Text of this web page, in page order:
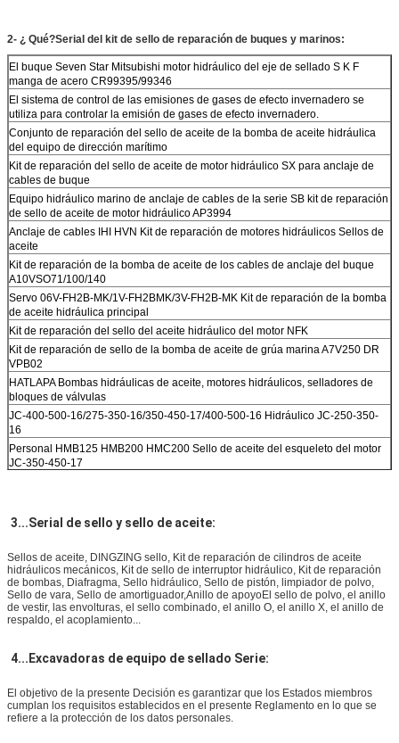
2- ¿ Qué?Serial del kit de sello de reparación de buques y marinos:
El buque Seven Star Mitsubishi motor hidráulico del eje de sellado S K F
manga de acero CR99395/99346
El sistema de control de las emisiones de gases de efecto invernadero se
utiliza para controlar la emisión de gases de efecto invernadero.
Conjunto de reparación del sello de aceite de la bomba de aceite hidráulica
del equipo de dirección marítimo
Kit de reparación del sello de aceite de motor hidráulico SX para anclaje de
cables de buque
Equipo hidráulico marino de anclaje de cables de la serie SB kit de reparación
de sello de aceite de motor hidráulico AP3994
Anclaje de cables IHI HVN Kit de reparación de motores hidráulicos Sellos de
aceite
Kit de reparación de la bomba de aceite de los cables de anclaje del buque
A10VSO71/100/140
Servo 06V-FH2B-MK/1V-FH2BMK/3V-FH2B-MK Kit de reparación de la bomba
de aceite hidráulica principal
Kit de reparación del sello del aceite hidráulico del motor NFK
Kit de reparación de sello de la bomba de aceite de grúa marina A7V250 DR
VPB02
HATLAPA Bombas hidráulicas de aceite, motores hidráulicos, selladores de
bloques de válvulas
JC-400-500-16/275-350-16/350-450-17/400-500-16 Hidráulico JC-250-350-
16
Personal HMB125 HMB200 HMC200 Sello de aceite del esqueleto del motor
JC-350-450-17
El número de unidades de producción de las que se trate se calculará en
función de las condiciones de producción.
A4VG28, A4VG40, A4VG56, A4VG71, A4VG90, A4VG120 A4VG125, A4VG140,
A4VG180, A4VG250: el valor de las emisiones de gases de efecto invernadero
es el valor de las emisiones de gases de efecto invernadero.
El contenido de nitrato de sodio en la mezcla de nitrato de sodio y nitrato de
sodio se calculará en función de la concentración de nitrato de sodio en el
El número de unidades de seguridad de las aeronaves que se utilicen para el
unidades de seguridad de las aeronaves que se utilicen para el control de
emisiones de gases de efecto invernadero.
El objetivo de la presente Directiva es garantizar que los Estados miembros
3...Serial de sello y sello de aceite:
Sellos de aceite, DINGZING sello, Kit de reparación de cilindros de aceite
hidráulicos mecánicos, Kit de sello de interruptor hidráulico, Kit de reparación
de bombas, Diafragma, Sello hidráulico, Sello de pistón, limpiador de polvo,
Sello de vara, Sello de amortiguador,Anillo de apoyoEl sello de polvo, el anillo
de vestir, las envolturas, el sello combinado, el anillo O, el anillo X, el anillo de
respaldo, el acoplamiento...
4...Excavadoras de equipo de sellado Serie:
El objetivo de la presente Decisión es garantizar que los Estados miembros
cumplan los requisitos establecidos en el presente Reglamento en lo que se
refiere a la protección de los datos personales.